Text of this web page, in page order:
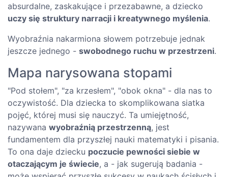
absurdalne, zaskakujące i przezabawne, a dziecko
uczy się struktury narracji i kreatywnego myślenia.
Wyobraźnia nakarmiona słowem potrzebuje jednak
jeszcze jednego - swobodnego ruchu w przestrzeni.
Mapa narysowana stopami
"Pod stołem", "za krzesłem", "obok okna" - dla nas to
oczywistość. Dla dziecka to skomplikowana siatka
pojęć, której musi się nauczyć. Ta umiejętność,
nazywana wyobraźnią przestrzenną, jest
fundamentem dla przyszłej nauki matematyki i pisania.
To ona daje dziecku poczucie pewności siebie w
otaczającym je świecie, a - jak sugerują badania -